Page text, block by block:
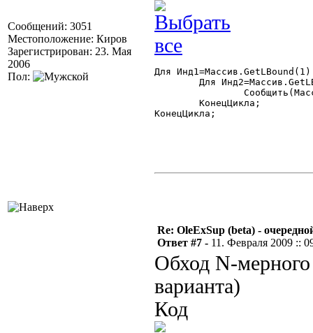
Сообщений: 3051
Местоположение: Киров
Зарегистрирован: 23. Мая
2006
Пол:
Для
КонецЦикла;
Re: OleExSup (beta) -
Ответ #7 - 11. Февраля 2009 ::
Обход N-
варианта)
Код